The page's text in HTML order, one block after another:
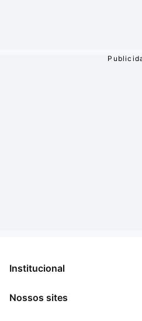
Institucional
Sobre
Nossos sites